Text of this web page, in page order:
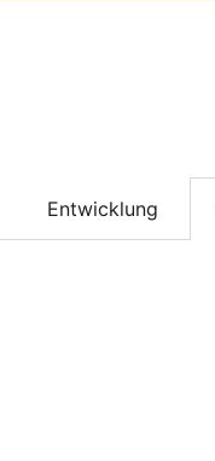
Entwicklung